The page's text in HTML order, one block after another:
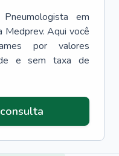
Pneumologista
em
Medprev. Aqui você
por valores
e sem taxa de